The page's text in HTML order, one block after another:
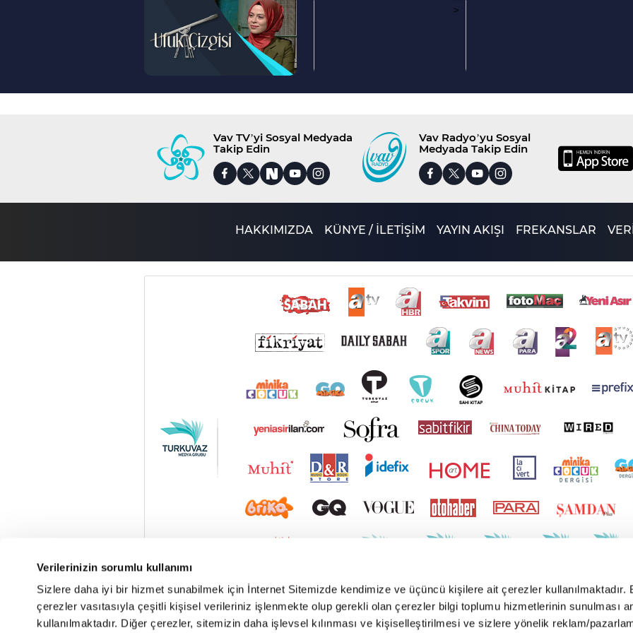
Verilerinizin sorumlu kullanımı
Sizlere daha iyi bir hizmet sunabilmek için İnternet Sitemizde kendimize ve üçüncü kişilere ait çerezler kullanılmaktadır.
çerezler vasıtasıyla çeşitli kişisel verileriniz işlenmekte olup gerekli olan çerezler bilgi toplumu hizmetlerinin sunulması
kullanılmaktadır. Diğer çerezler, sitemizin daha işlevsel kılınması ve kişiselleştirilmesi ve sizlere yönelik reklam/
>
>
Vav TV’yi Sosyal Medyada
Takip Edin
Vav Radyo’yu Sosyal
Medyada Takip Edin
HAKKIMIZDA KÜNYE / İLETİŞİM YAYIN AKIŞI FREKANSLAR